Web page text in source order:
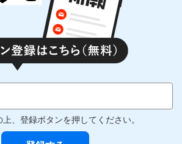
、登録ボタンを押してください。